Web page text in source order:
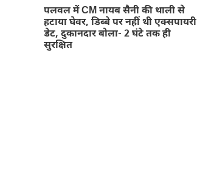
पलवल में CM नायब सैनी की थाली से
हटाया घेवर, डिब्बे पर नहीं थी एक्सपायरी
डेट, दुकानदार बोला- 2 घंटे तक ही
सुरक्षित